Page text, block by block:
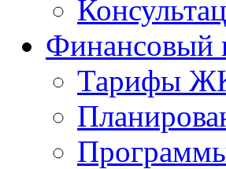
Финансовый
Тарифы